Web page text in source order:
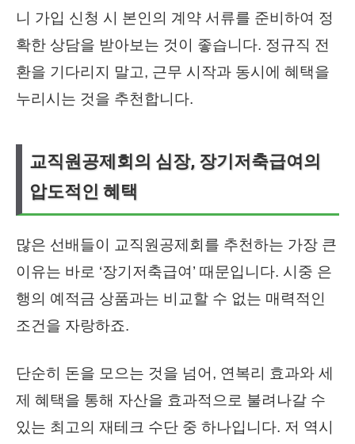
니 가입 신청 시 본인의 계약 서류를 준비하여 정
확한 상담을 받아보는 것이 좋습니다. 정규직 전
환을 기다리지 말고, 근무 시작과 동시에 혜택을
누리시는 것을 추천합니다.
교직원공제회의 심장, 장기저축급여의
압도적인 혜택
많은 선배들이 교직원공제회를 추천하는 가장 큰
이유는 바로 ‘장기저축급여’ 때문입니다. 시중 은
행의 예적금 상품과는 비교할 수 없는 매력적인
조건을 자랑하죠.
단순히 돈을 모으는 것을 넘어, 연복리 효과와 세
제 혜택을 통해 자산을 효과적으로 불려나갈 수
있는 최고의 재테크 수단 중 하나입니다. 저 역시